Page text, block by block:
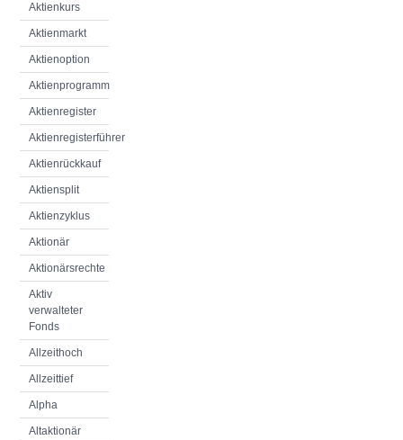
Aktienkurs
Aktienmarkt
Aktienoption
Aktienprogramm
Aktienregister
Aktienregisterführer
Aktienrückkauf
Aktiensplit
Aktienzyklus
Aktionär
Aktionärsrechte
Aktiv
verwalteter
Fonds
Allzeithoch
Allzeittief
Alpha
Altaktionär